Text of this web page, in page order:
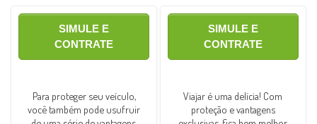
Para proteger seu veículo,
você também pode usufruir
SIMULE E
CONTRATE
Viajar é uma delícia! Com
proteção e vantagens
SIMULE E
CONTRATE